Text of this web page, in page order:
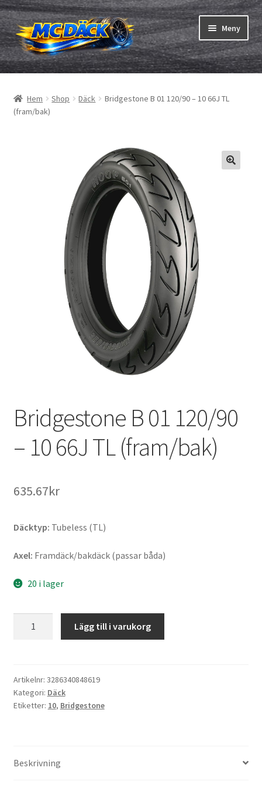
Hoppa
till
navigering
Hoppa
till
innehåll
Meny
Däck
Slangar & fälgband
Hem Shop Däck
Bridgestone B 01 120/90 – 10 66J TL
(fram/bak)
Bridgestone B 01 120/90
– 10 66J TL (fram/bak)
635.67kr
Däcktyp: Tubeless (TL)
Axel: Framdäck/bakdäck (passar båda)
20 i lager
-
10
66J
Lägg till i varukorg
Artikelnr: 3286340848619
Kategori: Däck
Etiketter: 10, Bridgestone
Beskrivning